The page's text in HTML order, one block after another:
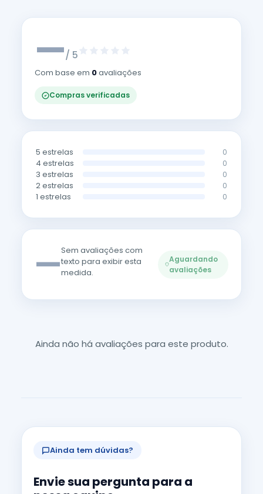
—/ 5
Com base em 0avaliações
Compras verificadas
5 estrelas 0
4 estrelas 0
3 estrelas 0
2 estrelas 0
1 estrelas 0
—Sem avaliações com
texto para exibir esta
medida.
Aguardando
avaliações
Ainda não há avaliações para este produto.
Ainda tem dúvidas?
Envie sua pergunta para a